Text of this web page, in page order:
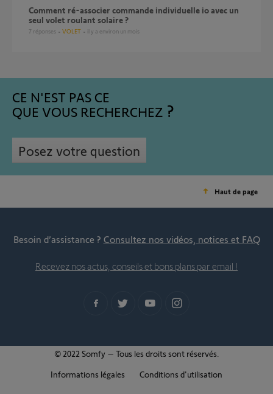
Comment ré-associer commande individuelle io avec un
seul volet roulant solaire ?
7 réponses VOLET il y a environ un mois
CE N'EST PAS CE
QUE VOUS RECHERCHEZ
Posez votre question
Haut de page
Besoin d’assistance ? Consultez nos vidéos, notices et FAQ
Recevez nos actus, conseils et bons plans par email !
© 2022 Somfy – Tous les droits sont réservés.
Informations légales
Conditions d'utilisation